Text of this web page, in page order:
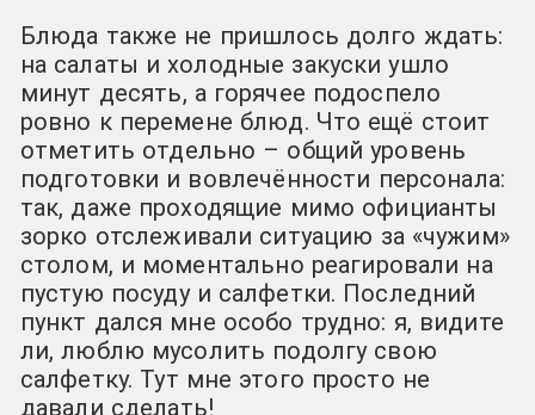
Блюда также не пришлось долго ждать:
на салаты и холодные закуски ушло
минут десять, а горячее подоспело
ровно к перемене блюд. Что ещё стоит
отметить отдельно – общий уровень
подготовки и вовлечённости персонала:
так, даже проходящие мимо официанты
зорко отслеживали ситуацию за «чужим»
столом, и моментально реагировали на
пустую посуду и салфетки. Последний
пункт дался мне особо трудно: я, видите
ли, люблю мусолить подолгу свою
салфетку. Тут мне этого просто не
давали сделать!